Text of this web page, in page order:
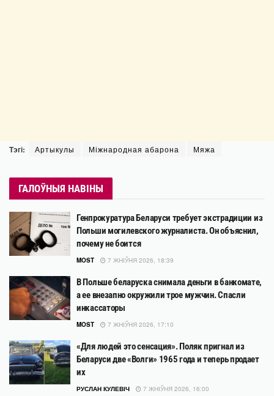
Тэгі: Артыкулы Міжнародная абарона Мяжа
ГАЛОЎНЫЯ НАВІНЫ
Генпрокуратура Беларуси требует экстрадиции из
Польши могилевского журналиста. Он объяснил,
почему не боится
MOST 7 ЖНІЎНЯ 2026, 18:39
В Польше беларуска снимала деньги в банкомате,
а ее внезапно окружили трое мужчин. Спасли
инкассаторы
MOST 7 ЖНІЎНЯ 2026, 17:10
«Для людей это сенсация». Поляк пригнал из
Беларуси две «Волги» 1965 года и теперь продает
их
РУСЛАН КУЛЕВІЧ 7 ЖНІЎНЯ 2026, 16:00